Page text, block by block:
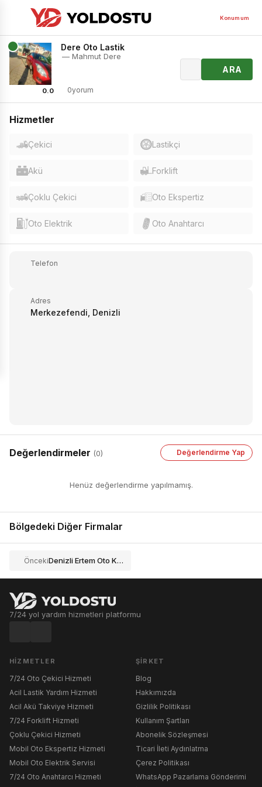
Konumum
0.0
Dere Oto Lastik
— Mahmut Dere
0yorum
ARA
Hizmetler
Çekici Lastikçi
Akü Forklift
Çoklu Çekici Oto Ekspertiz
Oto Elektrik Oto Anahtarcı
Telefon
Adres
Merkezefendi, Denizli
Değerlendirmeler (0) Değerlendirme Yap
Henüz değerlendirme yapılmamış.
Bölgedeki Diğer Firmalar
Önceki Denizli Ertem Oto Kurtarma
7/24 yol yardım hizmetleri platformu
HIZMETLER
7/24 Oto Çekici Hizmeti
Acil Lastik Yardım Hizmeti
Acil Akü Takviye Hizmeti
7/24 Forklift Hizmeti
Çoklu Çekici Hizmeti
Mobil Oto Ekspertiz Hizmeti
Mobil Oto Elektrik Servisi
7/24 Oto Anahtarcı Hizmeti
ŞIRKET
Blog
Hakkımızda
Gizlilik Politikası
Kullanım Şartları
Abonelik Sözleşmesi
Ticari İleti Aydınlatma
Çerez Politikası
WhatsApp Pazarlama Gönderimi